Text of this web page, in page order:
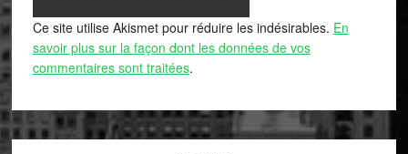
Ce site utilise Akismet pour réduire les indésirables. En
savoir plus sur la façon dont les données de vos
commentaires sont traitées.